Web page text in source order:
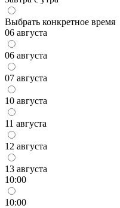
Выбрать конкретное время
06 августа
06 августа
07 августа
10 августа
11 августа
12 августа
13 августа
10:00
10:00